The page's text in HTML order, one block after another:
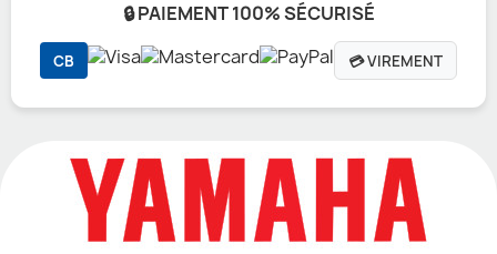
🔒 PAIEMENT 100% SÉCURISÉ
CB 💳 VIREMENT